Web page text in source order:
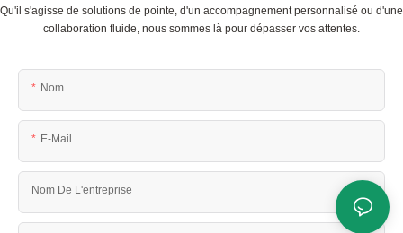
Qu'il s'agisse de solutions de pointe, d'un accompagnement personnalisé ou d'une
collaboration fluide, nous sommes là pour dépasser vos attentes.
Nom
E-Mail
Nom De L'entreprise